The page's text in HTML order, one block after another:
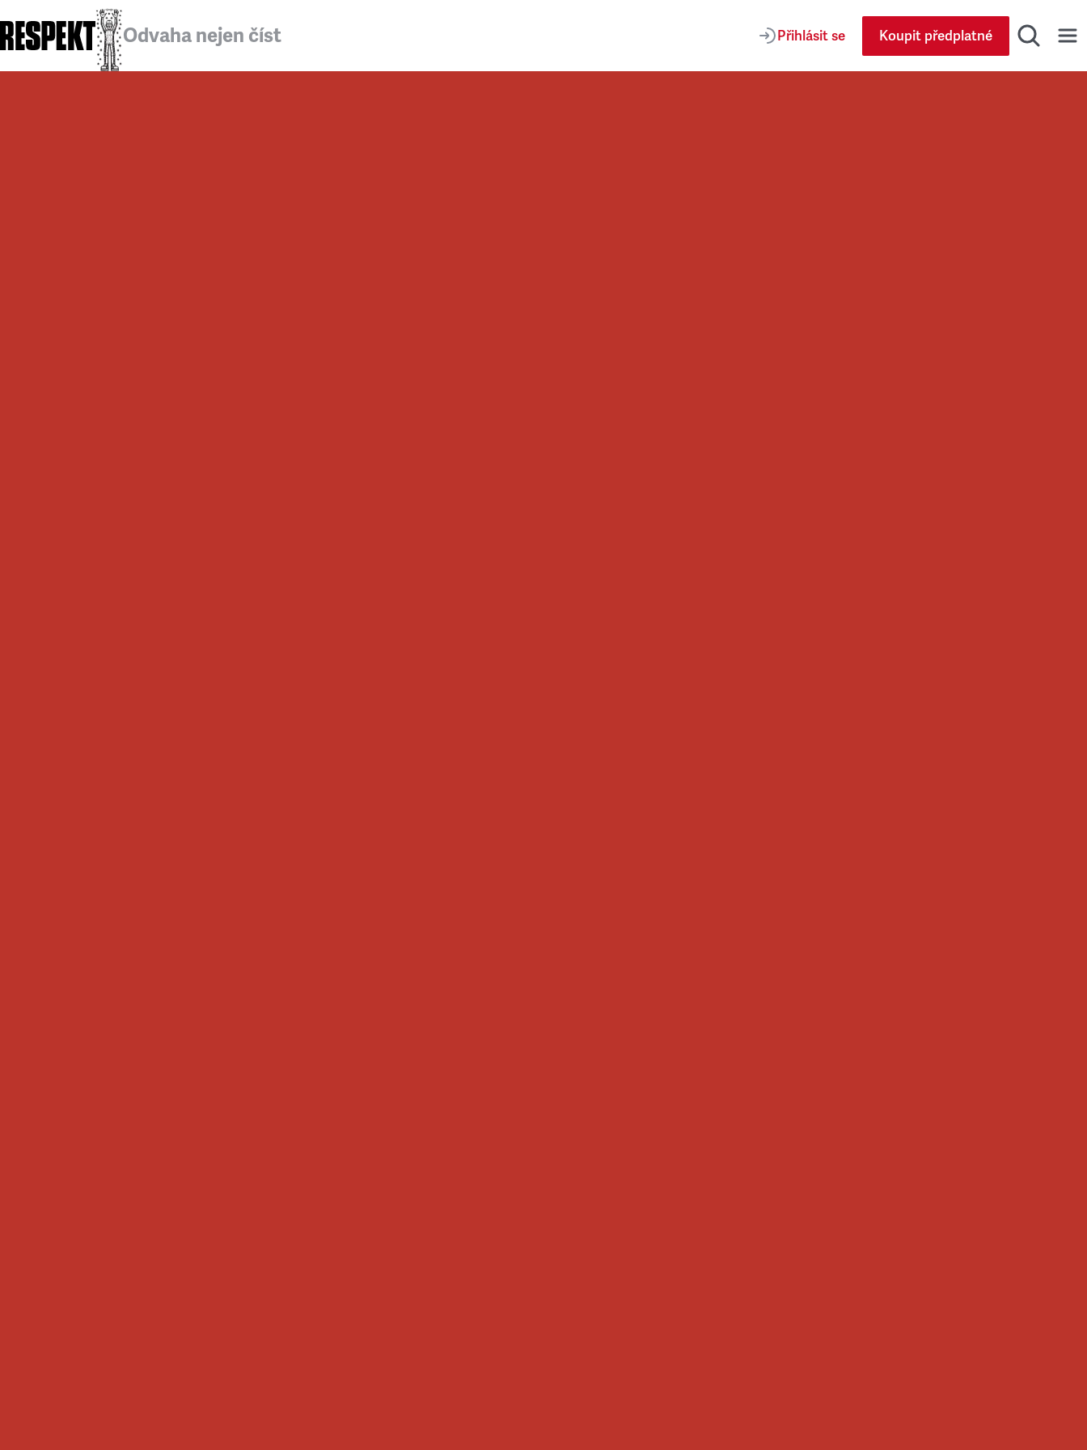
Odvaha nejen číst Přihlásit se Koupit předplatné